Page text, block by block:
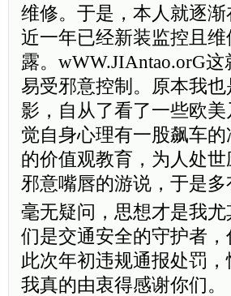
维修。于是，本人就逐
近一年已经新装监控且
露。wWW.JIAntao.orG
易受邪意控制。原本我
影，自从了看了一些欧
觉自身心理有一股飙车
的价值观教育，为人处
邪意嘴唇的游说，于是多
毫无疑问，思想才是我
们是交通安全的守护者
此次年初违规通报处罚
我真的由衷得感谢你们。